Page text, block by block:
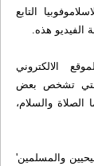
التابع
الفيديو هذه.
الالكتروني
'التي تشخص بعض
والسلام،
والمسلمين'